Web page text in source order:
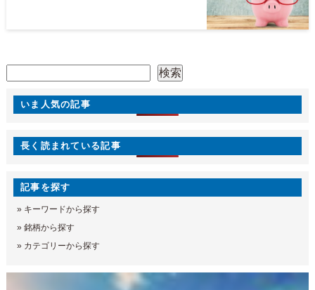
検索
いま人気の記事
長く読まれている記事
記事を探す
» キーワードから探す
» 銘柄から探す
» カテゴリーから探す